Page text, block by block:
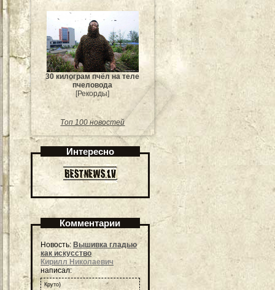
30 килограм пчёл на теле
пчеловода
[Рекорды]
Топ 100 новостей
Интересно
Комментарии
Новость: Вышивка гладью
как искусство
Кирилл Николаевич
написал:
Круто)